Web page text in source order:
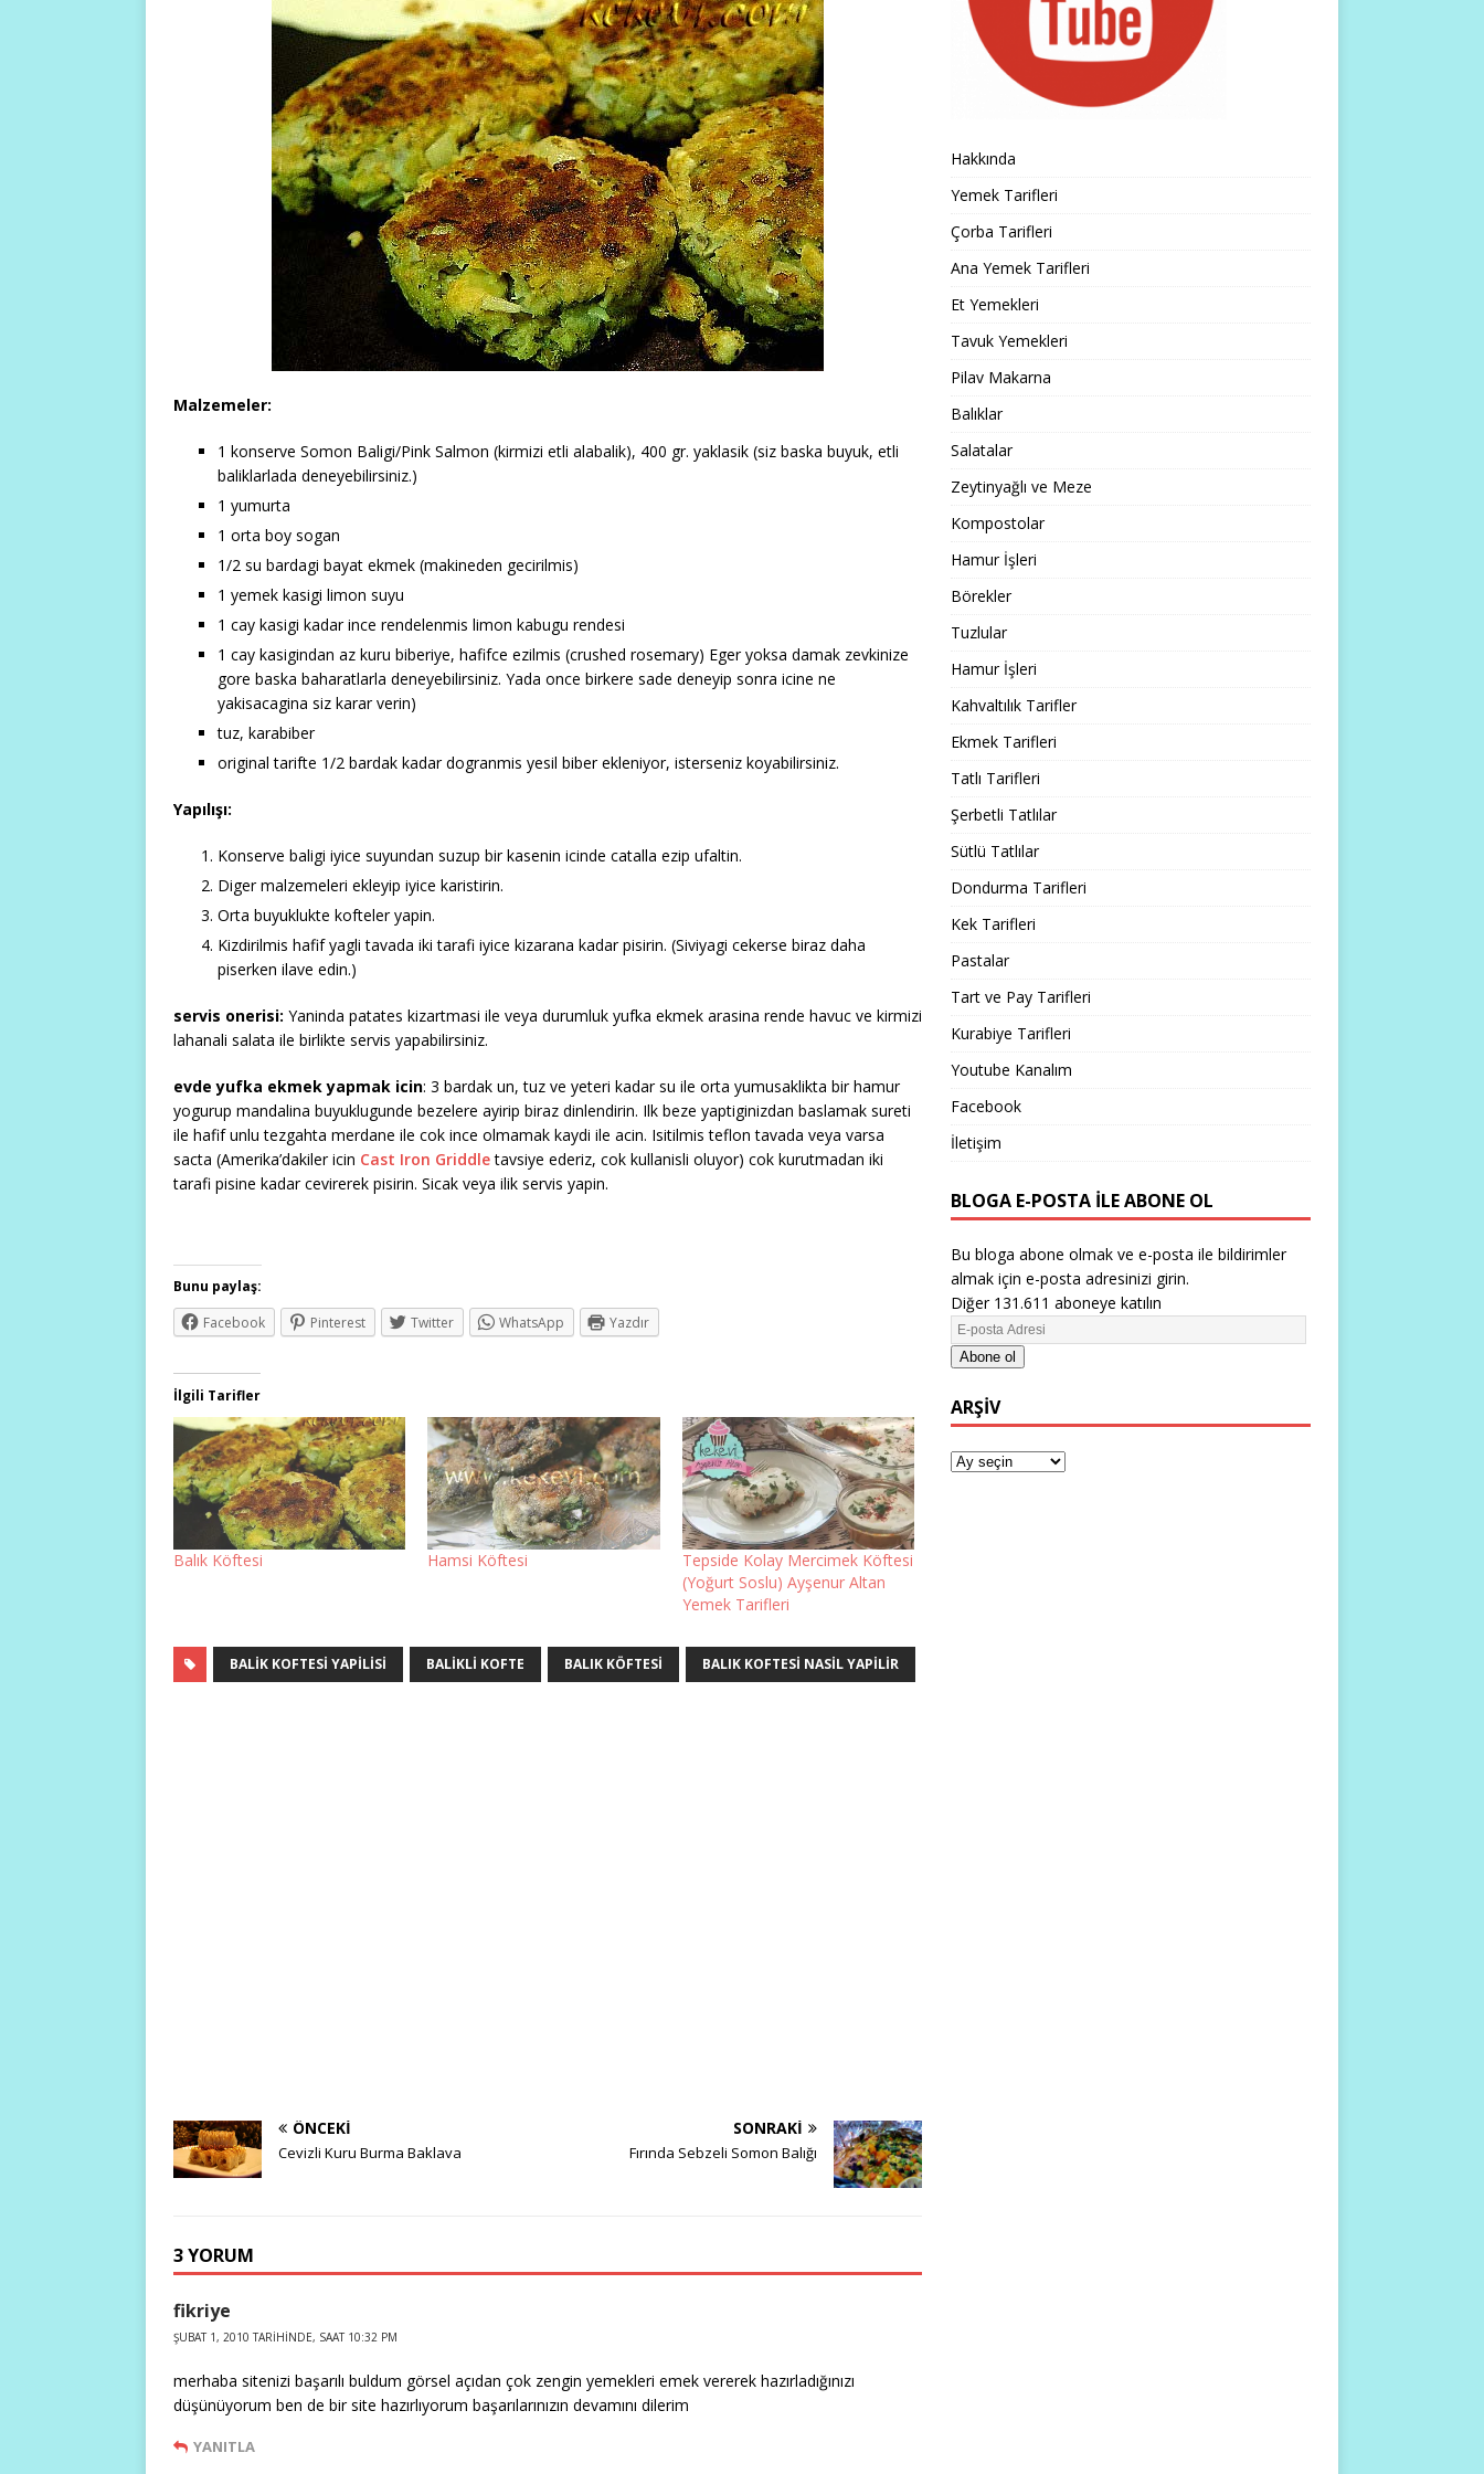
Malzemeler:
1 konserve Somon Baligi/Pink Salmon (kirmizi etli alabalik), 400 gr. yaklasik (siz baska buyuk, etli
baliklarlada deneyebilirsiniz.)
1 yumurta
1 orta boy sogan
1/2 su bardagi bayat ekmek (makineden gecirilmis)
1 yemek kasigi limon suyu
1 cay kasigi kadar ince rendelenmis limon kabugu rendesi
1 cay kasigindan az kuru biberiye, hafifce ezilmis (crushed rosemary) Eger yoksa damak zevkinize
gore baska baharatlarla deneyebilirsiniz. Yada once birkere sade deneyip sonra icine ne
yakisacagina siz karar verin)
tuz, karabiber
original tarifte 1/2 bardak kadar dogranmis yesil biber ekleniyor, isterseniz koyabilirsiniz.
Yapılışı:
Konserve baligi iyice suyundan suzup bir kasenin icinde catalla ezip ufaltin.
Diger malzemeleri ekleyip iyice karistirin.
Orta buyuklukte kofteler yapin.
Kizdirilmis hafif yagli tavada iki tarafi iyice kizarana kadar pisirin. (Siviyagi cekerse biraz daha
piserken ilave edin.)
servis onerisi: Yaninda patates kizartmasi ile veya durumluk yufka ekmek arasina rende havuc ve kirmizi
lahanali salata ile birlikte servis yapabilirsiniz.
evde yufka ekmek yapmak icin: 3 bardak un, tuz ve yeteri kadar su ile orta yumusaklikta bir hamur
yogurup mandalina buyuklugunde bezelere ayirip biraz dinlendirin. Ilk beze yaptiginizdan baslamak sureti
ile hafif unlu tezgahta merdane ile cok ince olmamak kaydi ile acin. Isitilmis teflon tavada veya varsa
sacta (Amerika’dakiler icin Cast Iron Griddletavsiye ederiz, cok kullanisli oluyor) cok kurutmadan iki
tarafi pisine kadar cevirerek pisirin. Sicak veya ilik servis yapin.
Bunu paylaş:
Facebook
Pinterest Twitter WhatsApp Yazdır
İlgili Tarifler
Balık Köftesi Hamsi Köftesi
Tepside Kolay Mercimek Köftesi
(Yoğurt Soslu) Ayşenur Altan
Yemek Tarifleri
BALIK KOFTESI YAPILISI BALIKLI KOFTE BALIK KÖFTESI BALIK KOFTESI NASIL YAPILIR
ÖNCEKI
Cevizli Kuru Burma Baklava
SONRAKI
Fırında Sebzeli Somon Balığı
3 YORUM
fikriye
ŞUBAT 1, 2010 TARIHINDE, SAAT 10:32 PM
merhaba sitenizi başarılı buldum görsel açıdan çok zengin yemekleri emek vererek hazırladığınızı
düşünüyorum ben de bir site hazırlıyorum başarılarınızın devamını dilerim
YANITLA
Hakkında
Yemek Tarifleri
Çorba Tarifleri
Ana Yemek Tarifleri
Et Yemekleri
Tavuk Yemekleri
Pilav Makarna
Balıklar
Salatalar
Zeytinyağlı ve Meze
Kompostolar
Hamur İşleri
Börekler
Tuzlular
Hamur İşleri
Kahvaltılık Tarifler
Ekmek Tarifleri
Tatlı Tarifleri
Şerbetli Tatlılar
Sütlü Tatlılar
Dondurma Tarifleri
Kek Tarifleri
Pastalar
Tart ve Pay Tarifleri
Kurabiye Tarifleri
Youtube Kanalım
Facebook
İletişim
BLOGA E-POSTA ILE ABONE OL
Bu bloga abone olmak ve e-posta ile bildirimler
almak için e-posta adresinizi girin.
Diğer 131.611 aboneye katılın
Abone ol
ARŞIV